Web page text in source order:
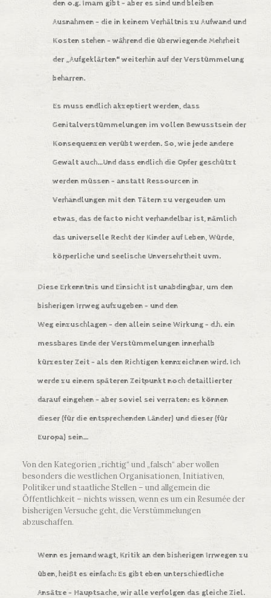
den o.g. Imam gibt – aber es sind und bleiben
Ausnahmen – die in keinem Verhältnis zu Aufwand und
Kosten stehen – während die überwiegende Mehrheit
der „Aufgeklärten“ weiterhin auf der Verstümmelung
beharren.
Es muss endlich akzeptiert werden, dass
Genitalverstümmelungen im vollen Bewusstsein der
Konsequenzen verübt werden. So, wie jede andere
Gewalt auch…Und dass endlich die Opfer geschützt
werden müssen – anstatt Ressourcen in
Verhandlungen mit den Tätern zu vergeuden um
etwas, das de facto nicht verhandelbar ist, nämlich
das universelle Recht der Kinder auf Leben, Würde,
körperliche und seelische Unversehrtheit uvm.
Diese Erkenntnis und Einsicht ist unabdingbar, um den
bisherigen Irrweg aufzugeben – und den
Weg einzuschlagen – den allein seine Wirkung – d.h. ein
messbares Ende der Verstümmelungen innerhalb
kürzester Zeit – als den Richtigen kennzeichnen wird. Ich
werde zu einem späteren Zeitpunkt noch detaillierter
darauf eingehen – aber soviel sei verraten: es können
dieser(für die entsprechenden Länder) und dieser(für
Europa) sein…
Von den Kategorien „richtig“ und „falsch“ aber wollen
besonders die westlichen Organisationen, Initiativen,
Politiker und staatliche Stellen – und allgemein die
Öffentlichkeit – nichts wissen, wenn es um ein Resumée der
bisherigen Versuche geht, die Verstümmelungen
abzuschaffen.
Wenn es jemand wagt, Kritik an den bisherigen Irrwegen zu
üben, heißt es einfach: Es gibt eben unterschiedliche
Ansätze – Hauptsache, wir alle verfolgen das gleiche Ziel.